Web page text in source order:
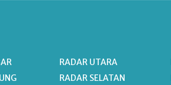
RADAR UTARA
RADAR SELATAN